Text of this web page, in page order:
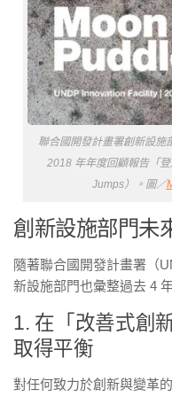
聯合國開發計畫署創新設
2018 年年度回顧報告「
Jumps）。圖／
創新設施部門未
隨著聯合國開發計畫署（
新設施部門也彙整過去 4
1. 在「改善式創
取得平衡
對任何致力於創新與變革